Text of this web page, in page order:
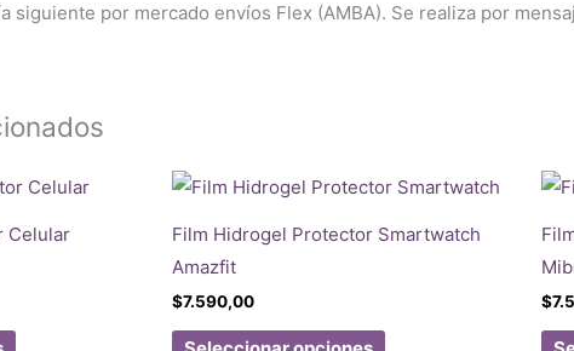
siguiente por mercado envíos Flex (AMBA). Se realiza por
Celular
Este
Film Hidrogel Protector Smartwatch
Amazfit
$7.590,00
Este
$